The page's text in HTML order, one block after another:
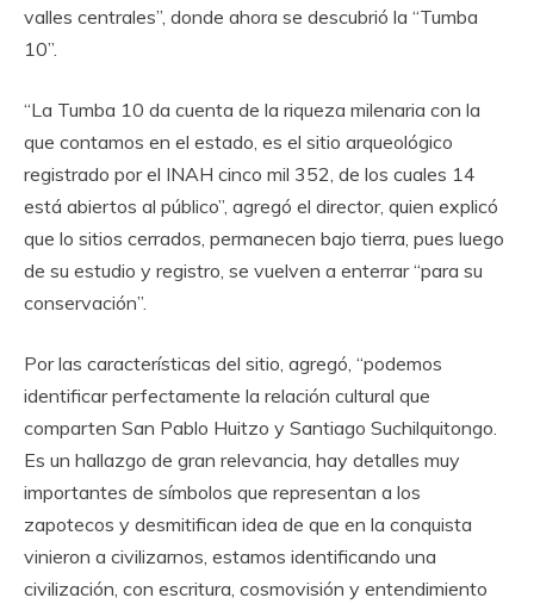
valles centrales”, donde ahora se descubrió la “Tumba
10”.
“La Tumba 10 da cuenta de la riqueza milenaria con la
que contamos en el estado, es el sitio arqueológico
registrado por el INAH cinco mil 352, de los cuales 14
está abiertos al público”, agregó el director, quien explicó
que lo sitios cerrados, permanecen bajo tierra, pues luego
de su estudio y registro, se vuelven a enterrar “para su
conservación”.
Por las características del sitio, agregó, “podemos
identificar perfectamente la relación cultural que
comparten San Pablo Huitzo y Santiago Suchilquitongo.
Es un hallazgo de gran relevancia, hay detalles muy
importantes de símbolos que representan a los
zapotecos y desmitifican idea de que en la conquista
vinieron a civilizarnos, estamos identificando una
civilización, con escritura, cosmovisión y entendimiento